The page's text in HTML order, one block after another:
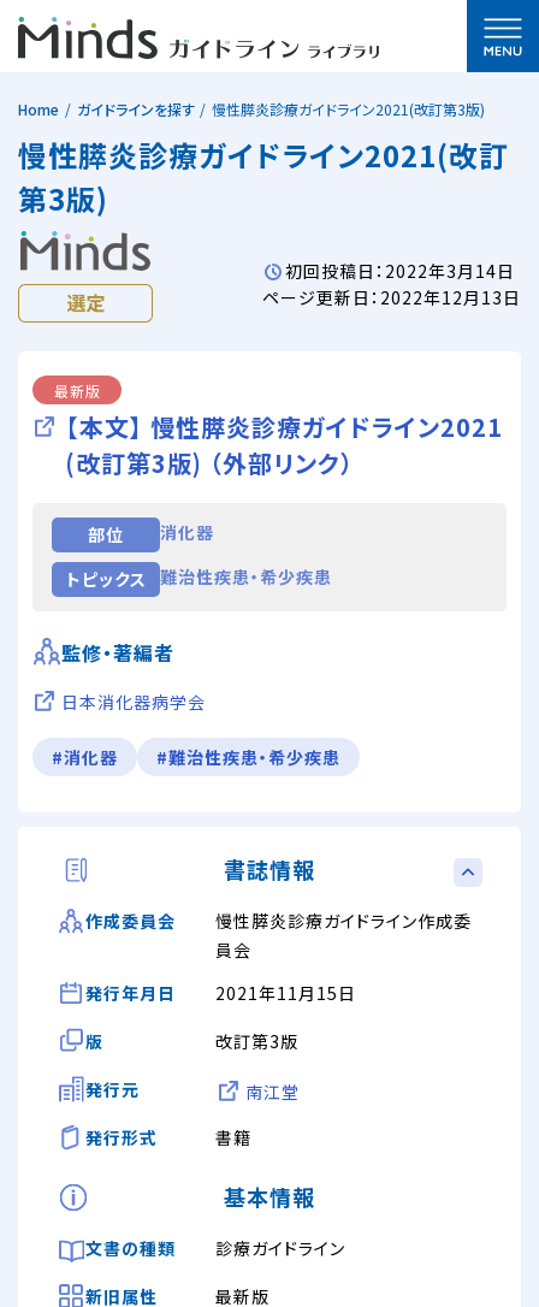
Home ガイドラインを探す 慢性膵炎診療ガイドライン2021(改訂第3版)
慢性膵炎診療ガイドライン2021(改訂
第3版)
初回投稿日：2022年3月14日
ページ更新日：2022年12月13日
最新版
【本文】 慢性膵炎診療ガイドライン2021
(改訂第3版) （外部リンク）
部位
消化器
トピックス
難治性疾患・希少疾患
監修・著編者
日本消化器病学会
#消化器 #難治性疾患・希少疾患
書誌情報
作成委員会
慢性膵炎診療ガイドライン作成委
員会
発行年月日
2021年11月15日
版
改訂第3版
発行元
南江堂
発行形式
書籍
基本情報
文書の種類
診療ガイドライン
新旧属性
最新版